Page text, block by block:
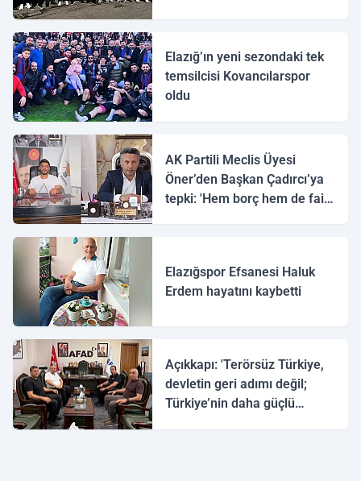
Elazığ’ın yeni sezondaki tek
temsilcisi Kovancılarspor
oldu
AK Partili Meclis Üyesi
Öner’den Başkan Çadırcı’ya
tepki: 'Hem borç hem de faiz
Elazığspor Efsanesi Haluk
Erdem hayatını kaybetti
Açıkkapı: 'Terörsüz Türkiye,
devletin geri adımı değil;
Türkiye’nin daha güçlü